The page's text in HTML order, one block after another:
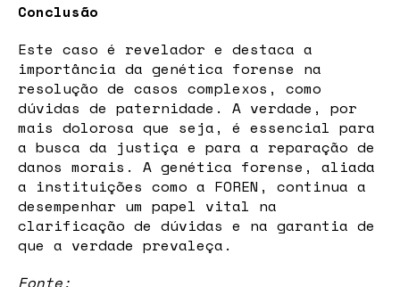
Conclusão
Este caso é revelador e destaca a
importância da genética forense na
resolução de casos complexos, como
dúvidas de paternidade. A verdade, por
mais dolorosa que seja, é essencial para
a busca da justiça e para a reparação de
danos morais. A genética forense, aliada
a instituições como a FOREN, continua a
desempenhar um papel vital na
clarificação de dúvidas e na garantia de
que a verdade prevaleça.
Fonte: